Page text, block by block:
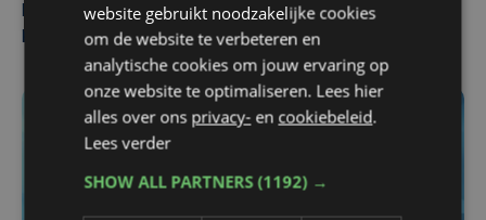
Man en vrouw dood aangetroffen in woning in Sint-
Pieters Brugge
website gebruikt noodzakelijke cookies
om de website te verbeteren en
analytische cookies om jouw ervaring op
onze website te optimaliseren. Lees hier
alles over ons privacy- en cookiebeleid.
Lees verder
SHOW ALL PARTNERS(1192) →